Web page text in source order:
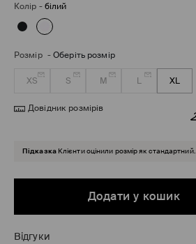
Колір -білий
Розмір -Оберіть розмір
XS S M L XL
Довідник розмірів
Підказка Клієнти оцінили розмір як стандартний.
Додати у кошик
Відгуки